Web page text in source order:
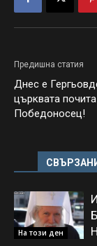
Предишна статия
Днес е
църквата
Победоносец!
На този ден